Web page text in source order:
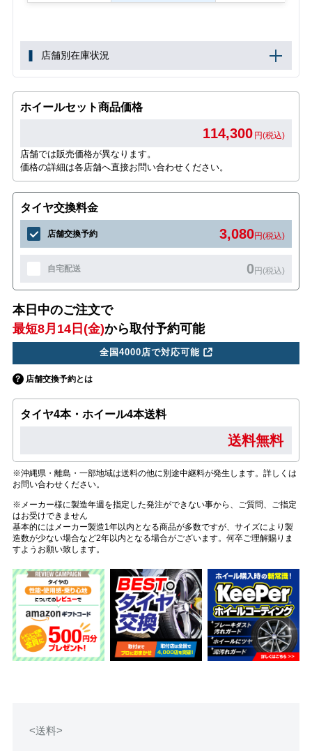
店舗別在庫状況
ホイールセット商品価格
114,300 円(税込)
店舗では販売価格が異なります。
価格の詳細は各店舗へ直接お問い合わせください。
タイヤ交換料金
店舗交換予約 3,080円(税込)
自宅配送 0円(税込)
本日中のご注文で
最短8月14日(金)から取付予約可能
全国4000店で対応可能
店舗交換予約とは
タイヤ4本・ホイール4本送料
送料無料
※沖縄県・離島・一部地域は送料の他に別途中継料が発生します。詳しくは
お問い合わせください。
※メーカー様に製造年週を指定した発注ができない事から、ご質問、ご指定
はお受けできません
基本的にはメーカー製造1年以内となる商品が多数ですが、サイズにより製
造数が少ない場合など2年以内となる場合がございます。何卒ご理解賜りま
すようお願い致します。
<送料>